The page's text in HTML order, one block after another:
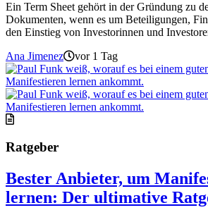
Ein Term Sheet gehört in der Gründung zu
Dokumenten, wenn es um Beteiligungen,
den Einstieg von Investorinnen und
Ana Jimenez
vor 1 Tag
Ratgeber
Bester Anbieter, um
lernen: Der ultimative